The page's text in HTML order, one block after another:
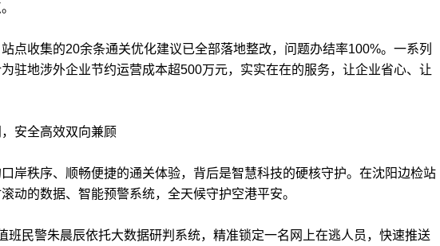
收集的20余条通关优化建议已全部落地整改，问题办结率100%。一系列
驻地涉外企业节约运营成本超500万元，实实在在的服务，让企业省心、让
全高效双向兼顾
秩序、顺畅便捷的通关体验，背后是智慧科技的硬核守护。在沈阳边检站
动的数据、智能预警系统，全天候守护空港平安。
民警朱晨辰依托大数据研判系统，精准锁定一名网上在逃人员，快速推送